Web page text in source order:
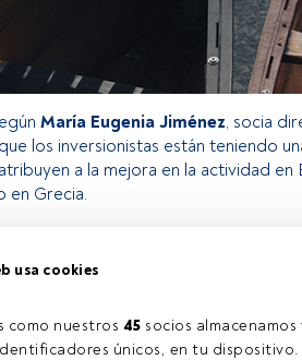
usa cookies
como nuestros 45 socios
únicos, en tu
egún María Eugenia Jiménez, socia
que los inversionistas están teniendo
atribuyen a la mejora en la actividad
en Grecia.
un artículo exclusivo para los
a registrarte y disfrutar de todo el
Accede a